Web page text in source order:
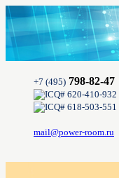
+7 (495) 798-82-47
620-410-932
618-503-551
mail@power-room.ru